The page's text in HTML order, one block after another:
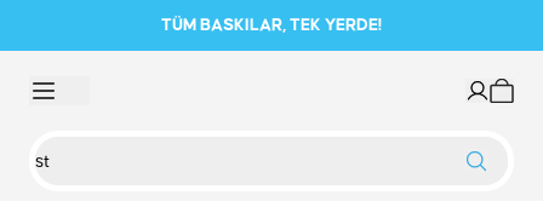
TÜM BASKILAR, TEK YERDE!